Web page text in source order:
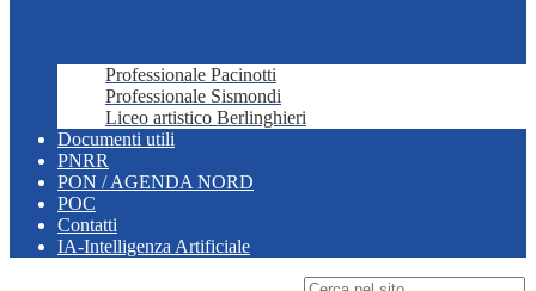
Professionale Pacinotti
Professionale Sismondi
Liceo artistico Berlinghieri
Documenti utili
PNRR
PON / AGENDA NORD
POC
Contatti
IA-Intelligenza Artificiale